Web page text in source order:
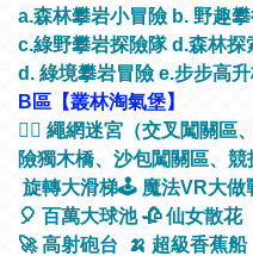
a.森林攀岩小冒險 b. 野趣
c.綠野攀岩探險隊 d.森林探
d. 綠境攀岩冒險 e.步步高
B區【叢林淘氣堡】
🧗‍♂ 繩網迷宮（交叉闖關區
險獨木橋、沙包闖關區、競
旋轉大滑梯🕹 魔法VR大做
🎈 百萬大球池 🥀 仙女散花
🚀 高射砲台 🍌 超級香蕉船